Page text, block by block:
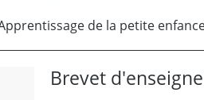
de la petite
Brevet